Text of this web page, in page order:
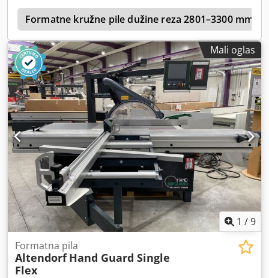
Formatne kružne pile dužine reza 2801–3300 mm
Mali oglas
1 /9
Formatna pila
Altendorf Hand Guard Single
Flex